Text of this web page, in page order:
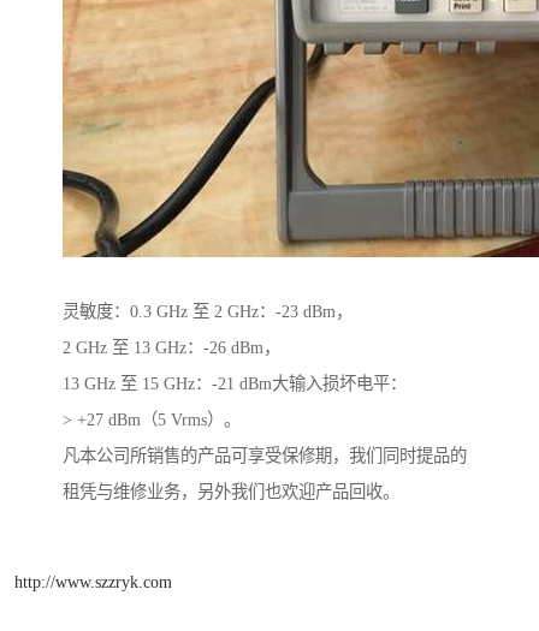
灵敏度：0.3 GHz 至 2 GHz：-23 dBm，
2 GHz 至 13 GHz：-26 dBm，
13 GHz 至 15 GHz：-21 dBm大输入损坏电平：
> +27 dBm（5 Vrms）。
凡本公司所销售的产品可享受保修期，我们同时提品的
租凭与维修业务，另外我们也欢迎产品回收。
http://www.szzryk.com